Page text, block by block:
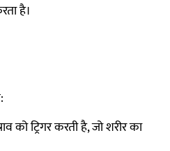
है।
को ट्रिगर करती है, जो शरीर का